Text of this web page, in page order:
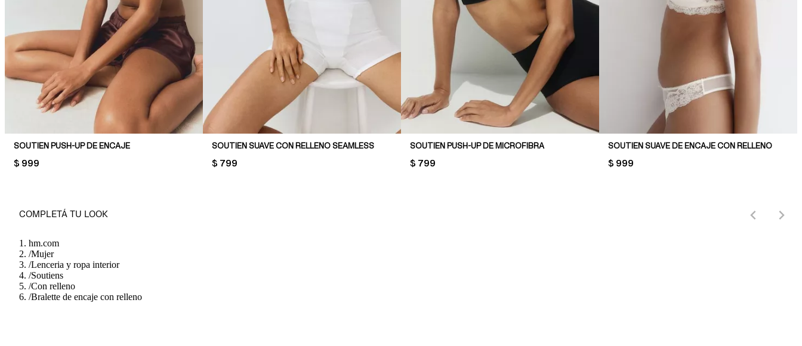
SOUTIEN PUSH-UP DE ENCAJE
PRICE:
$ 999
SOUTIEN SUAVE CON RELLENO SEAMLESS
PRICE:
$ 799
SOUTIEN PUSH-UP DE MICROFIBRA
PRICE:
$ 799
SOUTIEN SUAVE DE ENCAJE CON RELLENO
PRICE:
$ 999
COMPLETÁ TU LOOK
hm.com
/Mujer
/Lenceria y ropa interior
/Soutiens
/Con relleno
/Bralette de encaje con relleno